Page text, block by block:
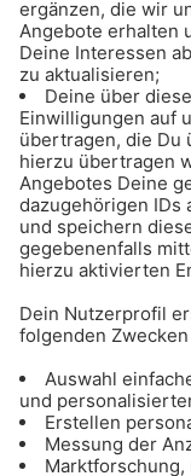
ANZEIGE -
des FC